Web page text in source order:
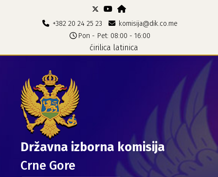
+382 20 24 25 23
komisija@dik.co.me
Pon - Pet: 08:00 - 16:00
ćirilica latinica
Državna izborna komisija
Crne Gore